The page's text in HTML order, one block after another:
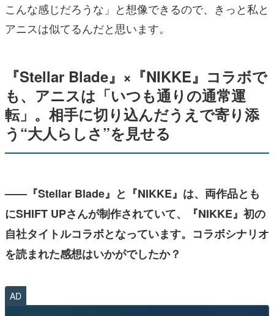
こんな感じだろうな」と想像できるので、きっと私と
アニスは似てるんだと思います。
『Stellar Blade』×『NIKKE』コラボで
も、アニスは「いつも通りの通常運
転」。相手に切り込んだうえで寄り添
う“大人らしさ”を見せる
——『Stellar Blade』と『NIKKE』は、両作品とも
にSHIFT UPさんが制作されていて、『NIKKE』初の
自社タイトルコラボとなっています。コラボシナリオ
を読まれた感想はいかがでしたか？
AD